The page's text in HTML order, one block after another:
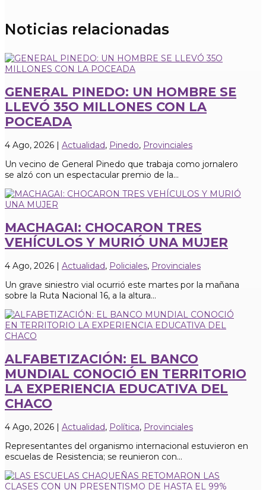
Noticias relacionadas
GENERAL PINEDO: UN HOMBRE SE
LLEVÓ 35O MILLONES CON LA
POCEADA
4 Ago, 2026 | Actualidad, Pinedo, Provinciales
Un vecino de General Pinedo que trabaja como jornalero
se alzó con un espectacular premio de la...
MACHAGAI: CHOCARON TRES
VEHÍCULOS Y MURIÓ UNA MUJER
4 Ago, 2026 | Actualidad, Policiales, Provinciales
Un grave siniestro vial ocurrió este martes por la mañana
sobre la Ruta Nacional 16, a la altura...
ALFABETIZACIÓN: EL BANCO
MUNDIAL CONOCIÓ EN TERRITORIO
LA EXPERIENCIA EDUCATIVA DEL
CHACO
4 Ago, 2026 | Actualidad, Política, Provinciales
Representantes del organismo internacional estuvieron en
escuelas de Resistencia; se reunieron con...